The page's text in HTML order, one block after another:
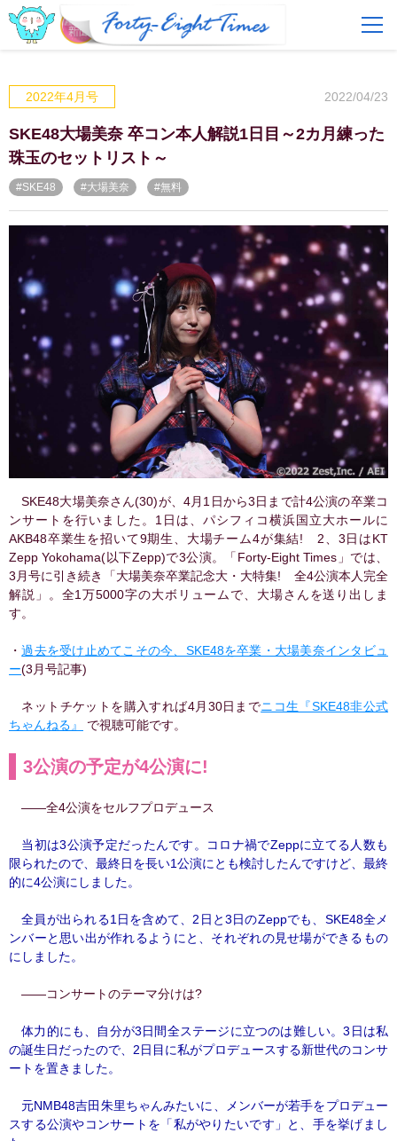
FAQ
ログイン 会員登録
2022年4月号 2022/04/23
SKE48大場美奈 卒コン本人解説1日目～2カ月練った
珠玉のセットリスト～
#SKE48 #大場美奈 #無料
SKE48大場美奈さん(30)が、4月1日から3日まで計4公演の卒業コ
ンサートを行いました。1日は、パシフィコ横浜国立大ホールに
AKB48卒業生を招いて9期生、大場チーム4が集結! 2、3日はKT
Zepp Yokohama(以下Zepp)で3公演。「Forty-Eight Times」では、
3月号に引き続き「大場美奈卒業記念大・大特集! 全4公演本人完全
解説」。全1万5000字の大ボリュームで、大場さんを送り出しま
す。
・過去を受け止めてこその今、SKE48を卒業・大場美奈インタビュ
ー(3月号記事)
ネットチケットを購入すれば4月30日までニコ生『SKE48非公式
ちゃんねる』
で視聴可能です。
3公演の予定が4公演に!
――全4公演をセルフプロデュース
当初は3公演予定だったんです。コロナ禍でZeppに立てる人数も
限られたので、最終日を長い1公演にとも検討したんですけど、最終
的に4公演にしました。
全員が出られる1日を含めて、2日と3日のZeppでも、SKE48全メ
ンバーと思い出が作れるようにと、それぞれの見せ場ができるもの
にしました。
――コンサートのテーマ分けは?
体力的にも、自分が3日間全ステージに立つのは難しい。3日は私
の誕生日だったので、2日目に私がプロデュースする新世代のコンサ
ートを置きました。
元NMB48吉田朱里ちゃんみたいに、メンバーが若手をプロデュー
スする公演やコンサートを「私がやりたいです」と、手を挙げまし